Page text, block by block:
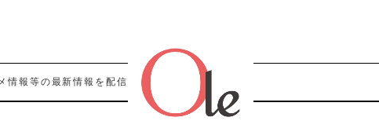
情報等の最新情報を配信！！